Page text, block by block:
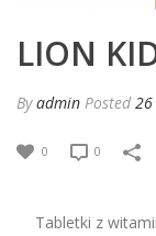
LION
Byadmin Posted
0 0
Tabletki z